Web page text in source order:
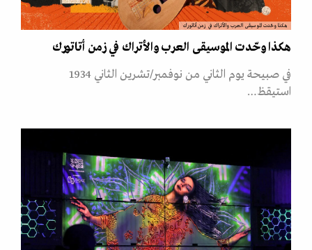
هكذا وحّدت الموسيقى العرب والأتراك في زمن أتاتورك
هكذا وحّدت الموسيقى العرب والأتراك في زمن أتاتورك
في صبيحة يوم الثاني من نوفمبر/تشرين الثاني 1934
استيقظ…